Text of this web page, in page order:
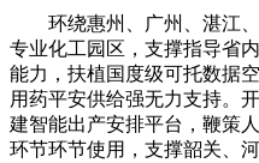
环绕惠州、广州、湛江、
专业化工园区，支撑指导省
能力，扶植国度级可托数据
用药平安供给强无力支持。
建智能出产安排平台，鞭策
环节环节使用，支撑韶关、